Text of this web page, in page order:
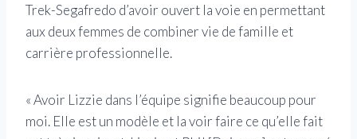
Trek-Segafredo d’avoir ouvert la voie en permettant
aux deux femmes de combiner vie de famille et
carrière professionnelle.
« Avoir Lizzie dans l’équipe signifie beaucoup pour
moi. Elle est un modèle et la voir faire ce qu’elle fait